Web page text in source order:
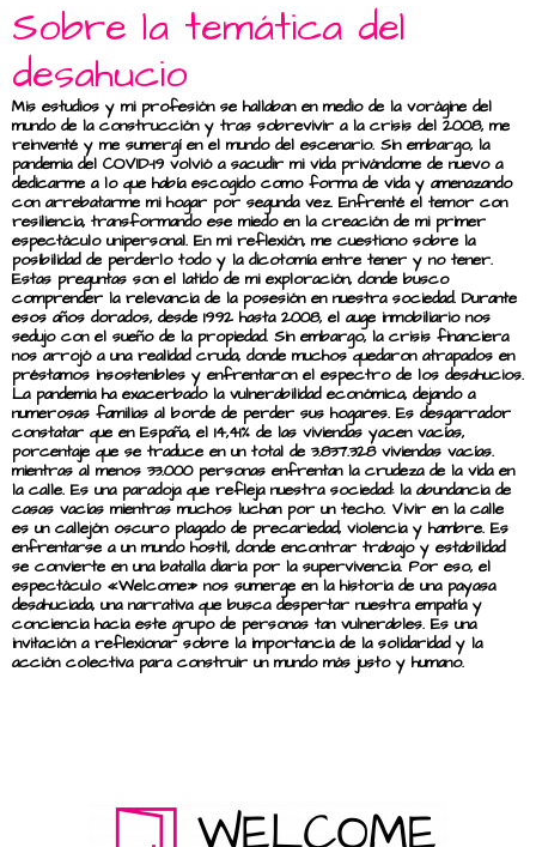
Sobre la temática del
desahucio
Mis estudios y mi profesión se hallaban en medio de la vorágine del
mundo de la construcción y tras sobrevivir a la crisis del 2008, me
reinventé y me sumergí en el mundo del escenario. Sin embargo, la
pandemia del COVID-19 volvió a sacudir mi vida privándome de nuevo a
dedicarme a lo que había escogido como forma de vida y amenazando
con arrebatarme mi hogar por segunda vez. Enfrenté el temor con
resiliencia, transformando ese miedo en la creación de mi primer
espectáculo unipersonal. En mi reflexión, me cuestiono sobre la
posibilidad de perderlo todo y la dicotomía entre tener y no tener.
Estas preguntas son el latido de mi exploración, donde busco
comprender la relevancia de la posesión en nuestra sociedad. Durante
esos años dorados, desde 1992 hasta 2008, el auge inmobiliario nos
sedujo con el sueño de la propiedad. Sin embargo, la crisis financiera
nos arrojó a una realidad cruda, donde muchos quedaron atrapados en
préstamos insostenibles y enfrentaron el espectro de los desahucios.
La pandemia ha exacerbado la vulnerabilidad económica, dejando a
numerosas familias al borde de perder sus hogares. Es desgarrador
constatar que en España, el 14,41% de las viviendas yacen vacías,
porcentaje que se traduce en un total de 3.837.328 viviendas vacías.
mientras al menos 33.000 personas enfrentan la crudeza de la vida en
la calle. Es una paradoja que refleja nuestra sociedad: la abundancia de
casas vacías mientras muchos luchan por un techo. Vivir en la calle
es un callejón oscuro plagado de precariedad, violencia y hambre. Es
enfrentarse a un mundo hostil, donde encontrar trabajo y estabilidad
se convierte en una batalla diaria por la supervivencia. Por eso, el
espectáculo «Welcome» nos sumerge en la historia de una payasa
desahuciada, una narrativa que busca despertar nuestra empatía y
conciencia hacia este grupo de personas tan vulnerables. Es una
invitación a reflexionar sobre la importancia de la solidaridad y la
acción colectiva para construir un mundo más justo y humano.